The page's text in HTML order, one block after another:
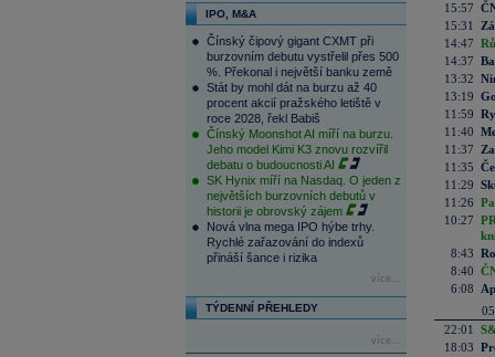
IPO, M&A
Čínský čipový gigant CXMT při
burzovním debutu vystřelil přes 500
%. Překonal i největší banku země
Stát by mohl dát na burzu až 40
procent akcií pražského letiště v
roce 2028, řekl Babiš
Čínský Moonshot AI míří na burzu.
Jeho model Kimi K3 znovu rozvířil
debatu o budoucnosti AI
SK Hynix míří na Nasdaq. O jeden z
největších burzovních debutů v
historii je obrovský zájem
Nová vlna mega IPO hýbe trhy.
Rychlé zařazování do indexů
přináší šance i rizika
více...
TÝDENNÍ PŘEHLEDY
více...
15:57
15:31
14:47
14:37
13:32
13:19
11:59
11:40
11:37
11:35
11:29
11:26
10:27
8:43
8:40
6:08
22:01
18:03